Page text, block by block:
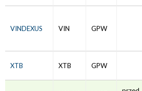
VINDEXUS VIN GPW
XTB XTB GPW